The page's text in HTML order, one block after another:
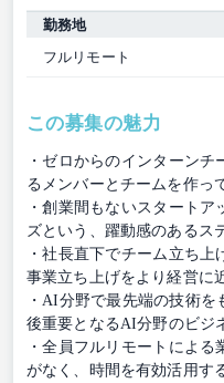
勤務地
フルリモート
この募集の魅力
・ゼロからのインターン
るメンバーとチームを作っ
・創業間もないスタート
ズという、躍動感のあるス
・社長直下でチーム立ち
事業立ち上げをより経営に
・AI分野で最先端の技術
後重要となるAI分野のビジ
・全員フルリモートによ
がなく、時間を有効活用す